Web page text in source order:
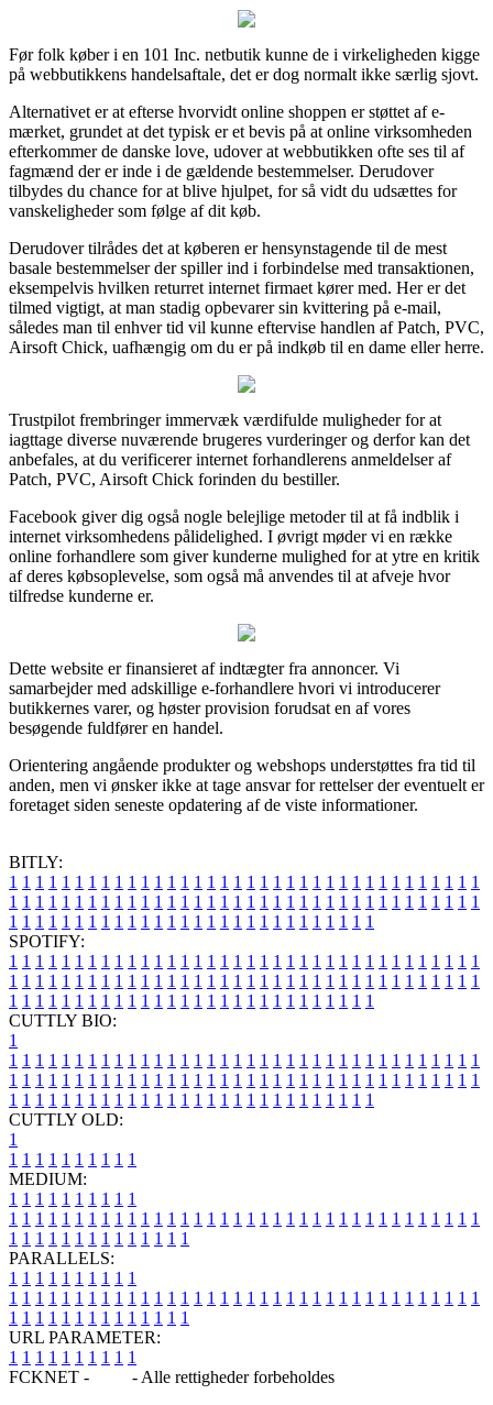
Før folk køber i en 101 Inc. netbutik kunne de i virkeligheden kigge
på webbutikkens handelsaftale, det er dog normalt ikke særlig sjovt.
Alternativet er at efterse hvorvidt online shoppen er støttet af e-
mærket, grundet at det typisk er et bevis på at online virksomheden
efterkommer de danske love, udover at webbutikken ofte ses til af
fagmænd der er inde i de gældende bestemmelser. Derudover
tilbydes du chance for at blive hjulpet, for så vidt du udsættes for
vanskeligheder som følge af dit køb.
Derudover tilrådes det at køberen er hensynstagende til de mest
basale bestemmelser der spiller ind i forbindelse med transaktionen,
eksempelvis hvilken returret internet firmaet kører med. Her er det
tilmed vigtigt, at man stadig opbevarer sin kvittering på e-mail,
således man til enhver tid vil kunne eftervise handlen af Patch, PVC,
Airsoft Chick, uafhængig om du er på indkøb til en dame eller herre.
Trustpilot frembringer immervæk værdifulde muligheder for at
iagttage diverse nuværende brugeres vurderinger og derfor kan det
anbefales, at du verificerer internet forhandlerens anmeldelser af
Patch, PVC, Airsoft Chick forinden du bestiller.
Facebook giver dig også nogle belejlige metoder til at få indblik i
internet virksomhedens pålidelighed. I øvrigt møder vi en række
online forhandlere som giver kunderne mulighed for at ytre en kritik
af deres købsoplevelse, som også må anvendes til at afveje hvor
tilfredse kunderne er.
Dette website er finansieret af indtægter fra annoncer. Vi
samarbejder med adskillige e-forhandlere hvori vi introducerer
butikkernes varer, og høster provision forudsat en af vores
besøgende fuldfører en handel.
Orientering angående produkter og webshops understøttes fra tid til
anden, men vi ønsker ikke at tage ansvar for rettelser der eventuelt er
foretaget siden seneste opdatering af de viste informationer.
BITLY:
1 1 1 1 1 1 1 1 1 1 1 1 1 1 1 1 1 1 1 1 1 1 1 1 1 1 1 1 1 1 1 1 1 1 1 1
1 1 1 1 1 1 1 1 1 1 1 1 1 1 1 1 1 1 1 1 1 1 1 1 1 1 1 1 1 1 1 1 1 1 1 1
1 1 1 1 1 1 1 1 1 1 1 1 1 1 1 1 1 1 1 1 1 1 1 1 1 1 1 1
SPOTIFY:
1 1 1 1 1 1 1 1 1 1 1 1 1 1 1 1 1 1 1 1 1 1 1 1 1 1 1 1 1 1 1 1 1 1 1 1
1 1 1 1 1 1 1 1 1 1 1 1 1 1 1 1 1 1 1 1 1 1 1 1 1 1 1 1 1 1 1 1 1 1 1 1
1 1 1 1 1 1 1 1 1 1 1 1 1 1 1 1 1 1 1 1 1 1 1 1 1 1 1 1
CUTTLY BIO:
1
1 1 1 1 1 1 1 1 1 1 1 1 1 1 1 1 1 1 1 1 1 1 1 1 1 1 1 1 1 1 1 1 1 1 1 1
1 1 1 1 1 1 1 1 1 1 1 1 1 1 1 1 1 1 1 1 1 1 1 1 1 1 1 1 1 1 1 1 1 1 1 1
1 1 1 1 1 1 1 1 1 1 1 1 1 1 1 1 1 1 1 1 1 1 1 1 1 1 1 1
CUTTLY OLD:
1
1 1 1 1 1 1 1 1 1 1
MEDIUM:
1 1 1 1 1 1 1 1 1 1
1 1 1 1 1 1 1 1 1 1 1 1 1 1 1 1 1 1 1 1 1 1 1 1 1 1 1 1 1 1 1 1 1 1 1 1
1 1 1 1 1 1 1 1 1 1 1 1 1 1
PARALLELS:
1 1 1 1 1 1 1 1 1 1
1 1 1 1 1 1 1 1 1 1 1 1 1 1 1 1 1 1 1 1 1 1 1 1 1 1 1 1 1 1 1 1 1 1 1 1
1 1 1 1 1 1 1 1 1 1 1 1 1 1
URL PARAMETER:
1 1 1 1 1 1 1 1 1 1
FCKNET -
- Alle rettigheder forbeholdes